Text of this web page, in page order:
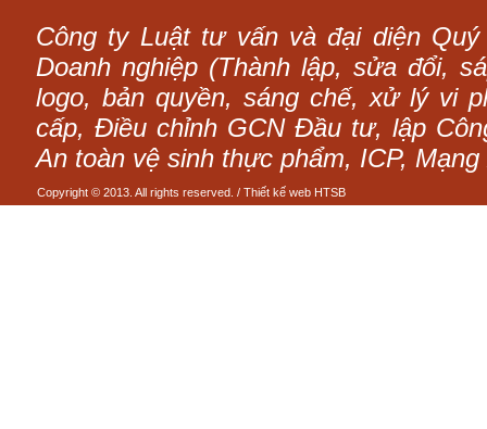
Công ty Luật tư vấn và đại diện
Doanh nghiệp (Thành lập, sửa đổi,
logo, bản quyền, sáng chế, xử lý vi
cấp, Điều chỉnh GCN Đầu tư, lập
An toàn vệ sinh thực phẩm, ICP,
Copyright © 2013. All rights reserved. / Thiết kế web HTSB